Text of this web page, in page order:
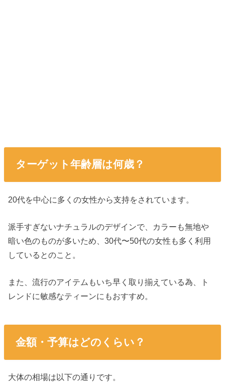
ターゲット年齢層は何歳？
20代を中心に多くの女性から支持をされています。
派手すぎないナチュラルのデザインで、カラーも無地や
暗い色のものが多いため、30代〜50代の女性も多く利用
しているとのこと。
また、流行のアイテムもいち早く取り揃えている為、ト
レンドに敏感なティーンにもおすすめ。
金額・予算はどのくらい？
大体の相場は以下の通りです。